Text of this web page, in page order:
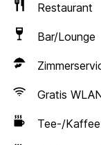
Restaurant
Bar/Lounge
Gratis
Tee-/